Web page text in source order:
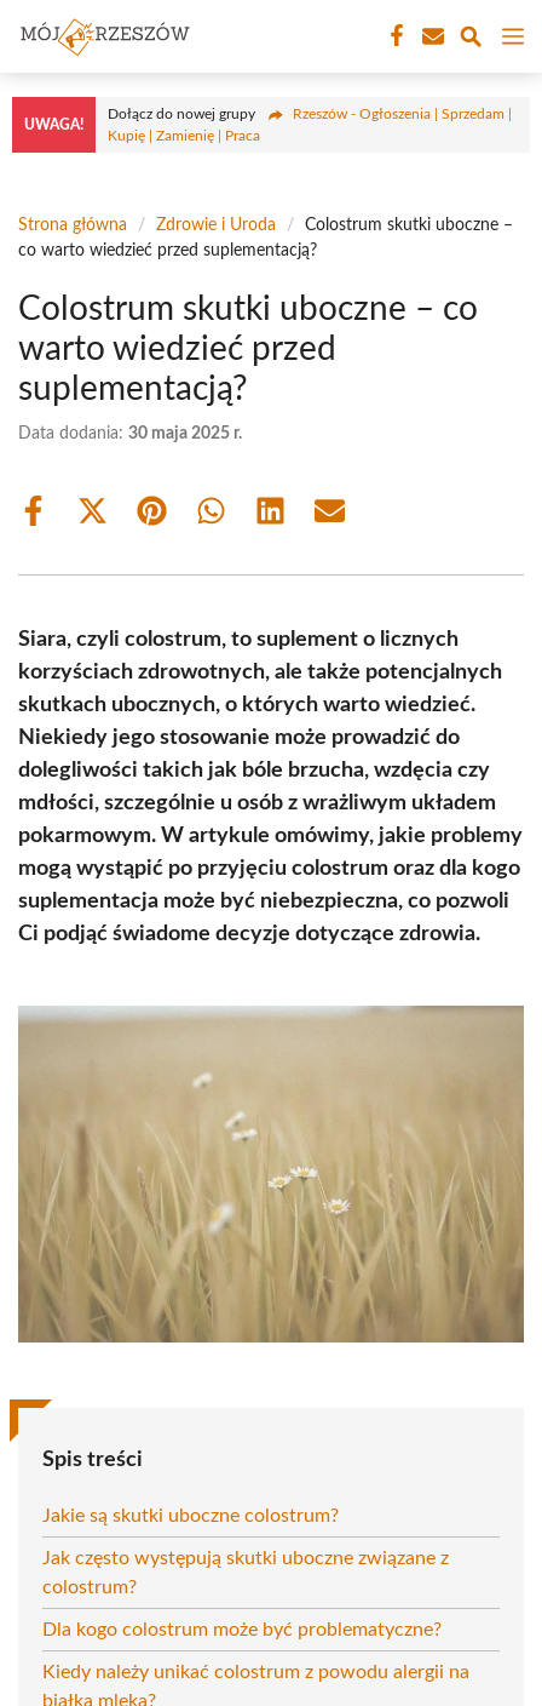
treści
UWAGA!
Dołącz do nowej grupy
Rzeszów - Ogłoszenia | Sprzedam |
Kupię | Zamienię | Praca
Strona główna / Zdrowie i Uroda /
Colostrum skutki uboczne –
co warto wiedzieć przed suplementacją?
Colostrum skutki uboczne – co
warto wiedzieć przed
suplementacją?
Data dodania: 30 maja 2025 r.
Share
Share
(Twitter)
Share Share Share Share
Siara, czyli colostrum, to suplement o licznych
korzyściach zdrowotnych, ale także potencjalnych
skutkach ubocznych, o których warto wiedzieć.
Niekiedy jego stosowanie może prowadzić do
dolegliwości takich jak bóle brzucha, wzdęcia czy
mdłości, szczególnie u osób z wrażliwym układem
pokarmowym. W artykule omówimy, jakie problemy
mogą wystąpić po przyjęciu colostrum oraz dla kogo
suplementacja może być niebezpieczna, co pozwoli
Ci podjąć świadome decyzje dotyczące zdrowia.
Spis treści
Jakie są skutki uboczne colostrum?
Jak często występują skutki uboczne związane z
colostrum?
Dla kogo colostrum może być problematyczne?
Kiedy należy unikać colostrum z powodu alergii na
białka mleka?